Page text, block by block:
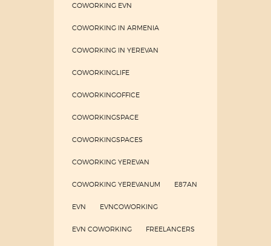
COWORKING EVN
COWORKING IN ARMENIA
COWORKING IN YEREVAN
COWORKINGLIFE
COWORKINGOFFICE
COWORKINGSPACE
COWORKINGSPACES
COWORKING YEREVAN
COWORKING YEREVANUM E87AN
EVN EVNCOWORKING
EVN COWORKING FREELANCERS